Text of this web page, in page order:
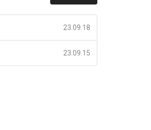
23.09.18
23.09.15